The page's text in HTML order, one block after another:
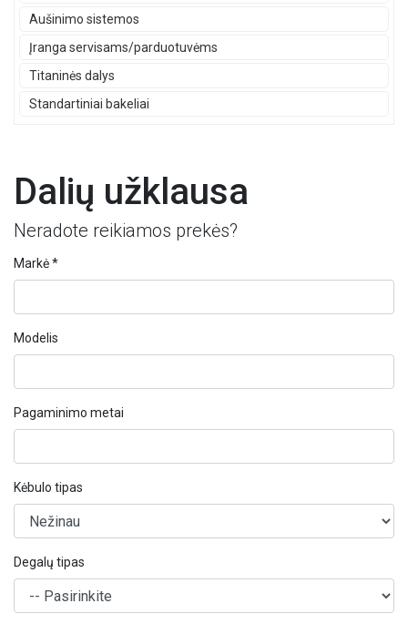
Aušinimo sistemos
Įranga servisams/parduotuvėms
Titaninės dalys
Standartiniai bakeliai
Dalių užklausa
Neradote reikiamos prekės?
Markė *
Modelis
Pagaminimo metai
Kėbulo tipas
Degalų tipas